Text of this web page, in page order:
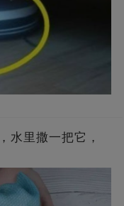
水里撒一把它，